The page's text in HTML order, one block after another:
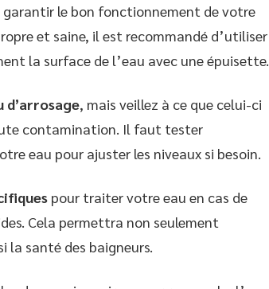
le bon fonctionnement de votre
et saine, il est recommandé d’utiliser
la surface de l’eau avec une épuisette.
d’arrosage, mais veillez à ce que celui-ci
contamination. Il faut tester
eau pour ajuster les niveaux si besoin.
pour traiter votre eau en cas de
Cela permettra non seulement
la santé des baigneurs.